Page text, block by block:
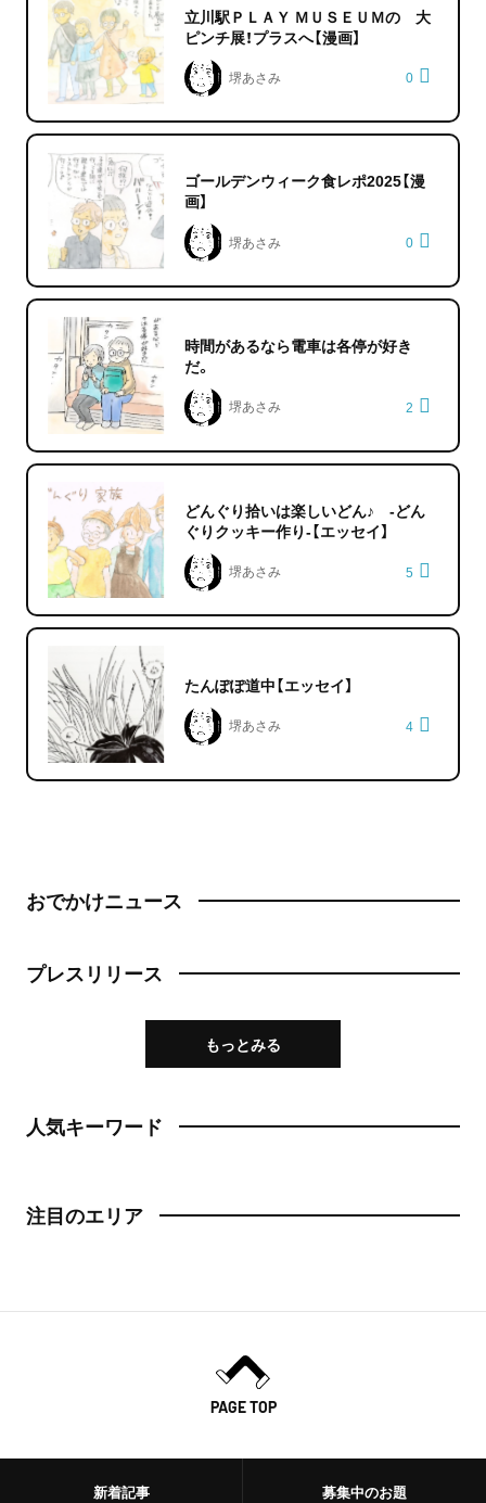
立川駅ＰＬＡＹ ＭＵＳＥＵＭの 大
ピンチ展！プラスへ【漫画】
堺あさみ 0
ゴールデンウィーク食レポ2025【漫
画】
堺あさみ 0
時間があるなら電車は各停が好き
だ。
堺あさみ 2
どんぐり拾いは楽しいどん♪ -どん
ぐりクッキー作り-【エッセイ】
堺あさみ 5
たんぽぽ道中【エッセイ】
堺あさみ 4
おでかけニュース
プレスリリース
もっとみる
人気キーワード
注目のエリア
PAGE TOP
新着記事 募集中のお題